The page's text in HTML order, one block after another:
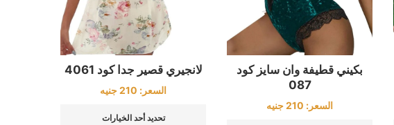
بكيني قطيفة وان سايز كود
087
السعر: 210جنيه
لانجيري قصير جدا كود 4061
السعر: 210جنيه
تحديد أحد الخيارات